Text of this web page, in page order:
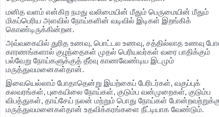
மனித வளம் என்கிற நமது வலிமையின் மீதும் பெருமையின் மீதும்
மிகப்பெரிய அளவில் நோய்களின் வடிவில் இடிகள் இறங்கிக்
கொண்டிருக்கின்றன.
அவ்வகையில் துரித உணவு, பொட்டல உணவு, சத்தில்லாத உணவு
காரணங்களால் குழந்தைகள் முதல் பெரியவர்கள் வரை பாதிக்கும்
பல்வேறு நோய்களுக்குத் தீர்வு காணவேண்டிய இடமும்
மருத்துவமனைகள்தான்.
இவையெல்லாம் போதாதென்று இயற்கைப் பேரிடர்கள், வகுப்புக்
கலவரங்கள், புகையிலை நோய்கள், குடும்ப வன்முறைகள், குடும்ப
விபத்துகள், தாய்சேய் நலன் மற்றும் பொது நோய்கள்
மருத்துவமனைகள்தான் உதவிக்கரங்களை நீட்டியாக வேண்டும்.